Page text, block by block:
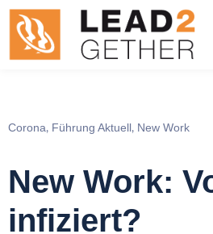
Corona, Führung Aktuell, New Work
New Work:
infiziert?